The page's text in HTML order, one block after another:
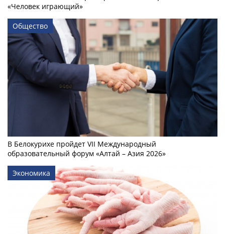
«Человек играющий»
Общество
В Белокурихе пройдет VII Международный
образовательный форум «Алтай – Азия 2026»
Экономика